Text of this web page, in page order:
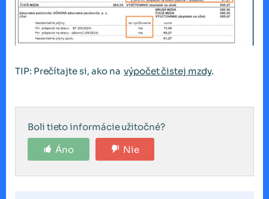
TIP: Prečítajte si, ako navýpočet čistej mzdy.
Boli tieto informácie užitočné?
Áno
Nie